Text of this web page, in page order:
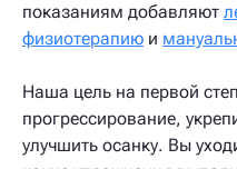
показаниям добавляют
физиотерапию и
Наша цель на первой
прогрессирование,
улучшить осанку. Вы